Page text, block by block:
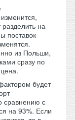
на
поставок
из Польши,
сразу по
будет
сравнению с
на 93%. Если